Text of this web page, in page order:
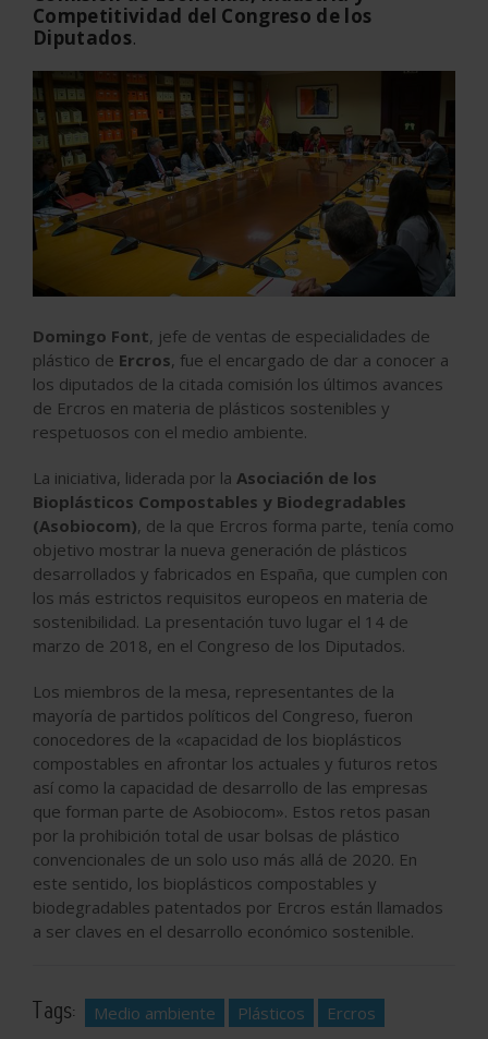
Competitividad del Congreso de los
Diputados.
Domingo Font, jefe de ventas de especialidades de
plástico de Ercros, fue el encargado de dar a conocer a
los diputados de la citada comisión los últimos avances
de Ercros en materia de plásticos sostenibles y
respetuosos con el medio ambiente.
La iniciativa, liderada por la Asociación de los
Bioplásticos Compostables y Biodegradables
(Asobiocom), de la que Ercros forma parte, tenía como
objetivo mostrar la nueva generación de plásticos
desarrollados y fabricados en España, que cumplen con
los más estrictos requisitos europeos en materia de
sostenibilidad. La presentación tuvo lugar el 14 de
marzo de 2018, en el Congreso de los Diputados.
Los miembros de la mesa, representantes de la
mayoría de partidos políticos del Congreso, fueron
conocedores de la «capacidad de los bioplásticos
compostables en afrontar los actuales y futuros retos
así como la capacidad de desarrollo de las empresas
que forman parte de Asobiocom». Estos retos pasan
por la prohibición total de usar bolsas de plástico
convencionales de un solo uso más allá de 2020. En
este sentido, los bioplásticos compostables y
biodegradables patentados por Ercros están llamados
a ser claves en el desarrollo económico sostenible.
Tags: Medio ambiente Plásticos Ercros